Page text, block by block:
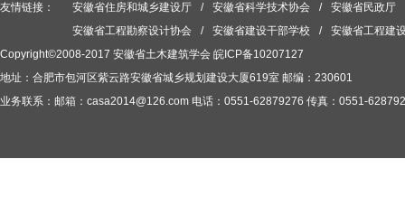
友情链接： 安徽省住房和城乡建设厅 / 安徽省科学技术协会 /
安徽省民政厅
安徽省工程勘察设计协会
/ 安徽省建设干部学校 /
安徽省工程建
Copyright©2008-2017 安徽省土木建筑学会 皖ICP备10207127
地址：合肥市包河区紫云路安徽省城乡规划建设大厦619室 邮编：230601
业务联系：邮箱：casa2014@126.com 电话：0551-62879276 传真：0551-